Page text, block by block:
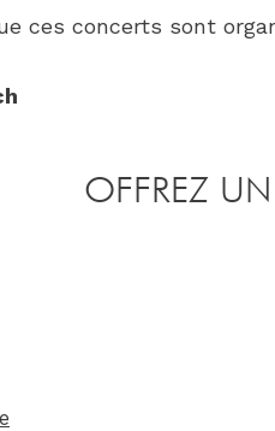
ces concerts sont
OFFREZ